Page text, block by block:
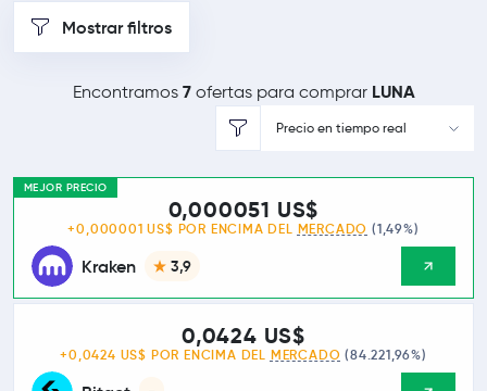
Mostrar filtros
Encontramos 7ofertas para comprar LUNA
Precio en tiempo real
MEJOR PRECIO
Kraken 3,9
0,000051 US$
+0,000001 US$ POR ENCIMA DEL MERCADO (1,49%)
0,0424 US$
+0,0424 US$ POR ENCIMA DEL MERCADO (84.221,96%)